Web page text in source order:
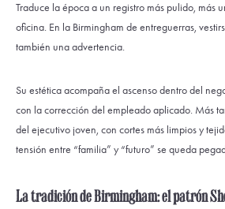
Traduce la época a un registro más pulido, más
oficina. En la Birmingham de entreguerras,
también una advertencia.
Su estética acompaña el ascenso dentro del
con la corrección del empleado aplicado. Más
del ejecutivo joven, con cortes más limpios y
tensión entre “familia” y “futuro” se queda
La tradición de Birmingham: el patrón